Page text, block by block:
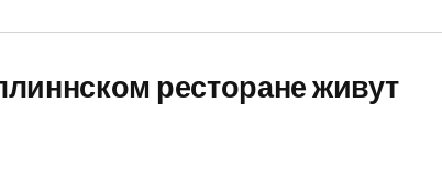
ресторане живут